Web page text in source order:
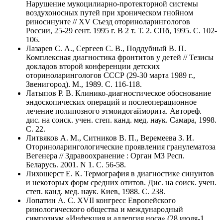
Нарушение мукоцилиарно-протекторной системы
воздухоносных путей при хроническом гнойном
риносинуите // XV Съезд оториноларингологов
России, 25-29 сент. 1995 г. В 2 т. Т. 2. СПб, 1995. C. 102-
106.
Лазарев С. А., Сергеев С. В., Поддубный В. П.
Комплексная диагностика фронтитов у детей // Тезисы
докладов второй конференции детских
оториноларингологов СССР (29-30 марта 1989 г.,
Звенигород). М., 1989. C. 116-118.
Латыпов Р. В. Клинико-диагностическое обоснование
эндоскопических операций и послеоперационное
лечение полипозного этмоидогайморита. Автореф.
дис. на соиск. учен. степ. канд. мед. наук. Самара, 1998.
C. 22.
Литвяков А. М., Ситников В. П., Веремеева З. И.
Оториноларингологические проявления гранулематоза
Вегенера // Здравоохранение : Орган МЗ Респ.
Беларусь. 2001. N 1. C. 56-58.
Лихошерст Е. К. Термография в диагностике синуитов
и некоторых форм средних отитов. Дис. на соиск. учен.
степ. канд. мед. наук. Киев, 1988. C. 238.
Лопатин А. С. XVII конгресс Европейского
ринологического общества и международный